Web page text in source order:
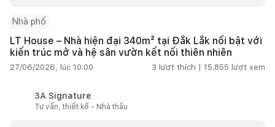
Nhà phố
LT House – Nhà hiện đại 340m² tại Đắk Lắk nổi bật với
kiến trúc mở và hệ sân vườn kết nối thiên nhiên
27/06/2026, lúc 10:00 3 lượt thích | 15.855 lượt xem
3A Signature
Tư vấn, thiết kế - Nhà thầu